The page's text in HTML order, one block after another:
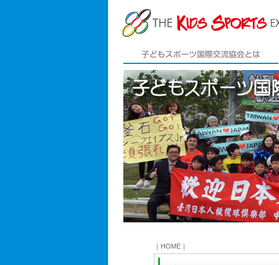
子どもスポーツ国際交流協会とは
｜ HOME ｜